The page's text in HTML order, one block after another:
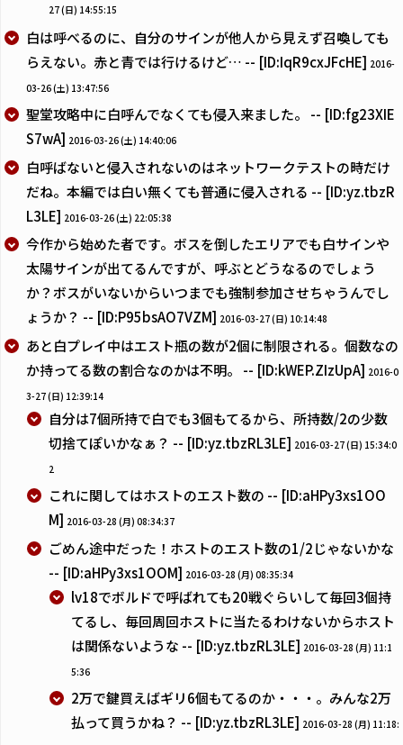
27 (日) 14:55:15
白は呼べるのに、自分のサインが他人から見えず召喚しても
らえない。赤と青では行けるけど… -- [ID:IqR9cxJFcHE] 2016-
03-26 (土) 13:47:56
聖堂攻略中に白呼んでなくても侵入来ました。 -- [ID:fg23XIE
S7wA] 2016-03-26 (土) 14:40:06
白呼ばないと侵入されないのはネットワークテストの時だけ
だね。本編では白い無くても普通に侵入される -- [ID:yz.tbzR
L3LE] 2016-03-26 (土) 22:05:38
今作から始めた者です。ボスを倒したエリアでも白サインや
太陽サインが出てるんですが、呼ぶとどうなるのでしょう
か？ボスがいないからいつまでも強制参加させちゃうんでし
ょうか？ -- [ID:P95bsAO7VZM] 2016-03-27 (日) 10:14:48
あと白プレイ中はエスト瓶の数が2個に制限される。個数なの
か持ってる数の割合なのかは不明。 -- [ID:kWEP.ZIzUpA] 2016-0
3-27 (日) 12:39:14
自分は7個所持で白でも3個もてるから、所持数/2の少数
切捨てぽいかなぁ？ -- [ID:yz.tbzRL3LE] 2016-03-27 (日) 15:34:0
2
これに関してはホストのエスト数の -- [ID:aHPy3xs1OO
M] 2016-03-28 (月) 08:34:37
ごめん途中だった！ホストのエスト数の1/2じゃないかな
-- [ID:aHPy3xs1OOM] 2016-03-28 (月) 08:35:34
lv18でボルドで呼ばれても20戦ぐらいして毎回3個持
てるし、毎回周回ホストに当たるわけないからホスト
は関係ないような -- [ID:yz.tbzRL3LE] 2016-03-28 (月) 11:1
5:36
2万で鍵買えばギリ6個もてるのか・・・。みんな2万
払って買うかね？ -- [ID:yz.tbzRL3LE] 2016-03-28 (月) 11:18: